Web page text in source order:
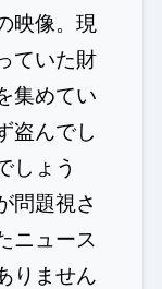
映像。現
ていた財
集めてい
盗んでし
しょう
問題視さ
ニュース
りません